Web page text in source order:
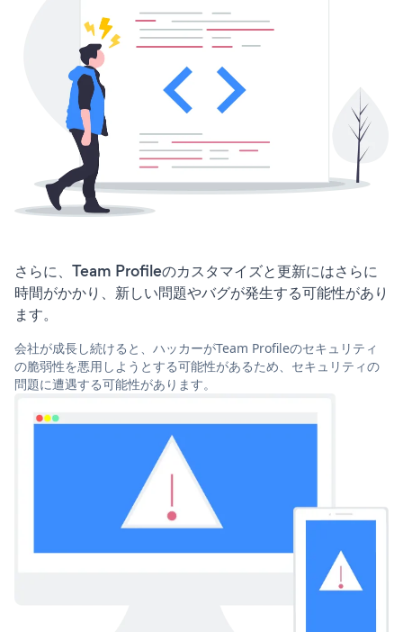
さらに、Team Profileのカスタマイズと更新にはさらに
時間がかかり、新しい問題やバグが発生する可能性があり
ます。
会社が成長し続けると、ハッカーがTeam Profileのセキュリティ
の脆弱性を悪用しようとする可能性があるため、セキュリティの
問題に遭遇する可能性があります。